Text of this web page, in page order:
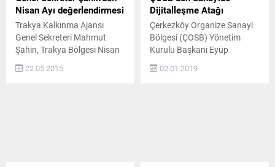
Nisan Ayı değerlendirmesi
Trakya Kalkınma Ajansı
Genel Sekreteri Mahmut
Şahin, Trakya Bölgesi Nisan
ayı ekonomi verilerini
değerlendirdi. “TEKİRDAĞ
22.05.2015
Dijitalleşme Atağı
Çerkezköy Organize Sanayi
Bölgesi (ÇOSB) Yönetim
Kurulu Başkanı Eyüp
Sözdinler tarafından yapılan
açıklama kapsamında
02.01.2019